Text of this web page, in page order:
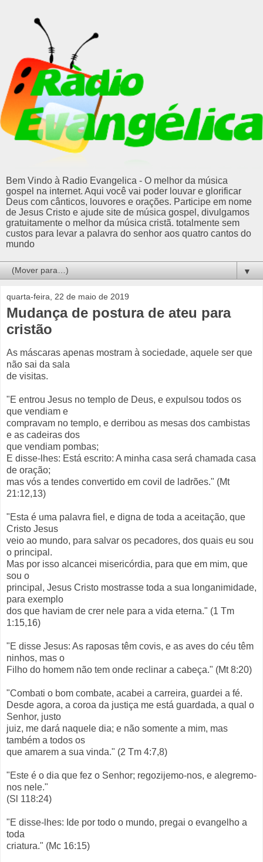
Bem Vindo à Radio Evangelica - O melhor da música
gospel na internet. Aqui você vai poder louvar e glorificar
Deus com cânticos, louvores e orações. Participe em nome
de Jesus Cristo e ajude site de música gospel, divulgamos
gratuitamente o melhor da música cristã. totalmente sem
custos para levar a palavra do senhor aos quatro cantos do
mundo
▼
quarta-feira, 22 de maio de 2019
Mudança de postura de ateu para
cristão
As máscaras apenas mostram à sociedade, aquele ser que
não sai da sala
de visitas.
"E entrou Jesus no templo de Deus, e expulsou todos os
que vendiam e
compravam no templo, e derribou as mesas dos cambistas
e as cadeiras dos
que vendiam pombas;
E disse-lhes: Está escrito: A minha casa será chamada casa
de oração;
mas vós a tendes convertido em covil de ladrões." (Mt
21:12,13)
"Esta é uma palavra fiel, e digna de toda a aceitação, que
Cristo Jesus
veio ao mundo, para salvar os pecadores, dos quais eu sou
o principal.
Mas por isso alcancei misericórdia, para que em mim, que
sou o
principal, Jesus Cristo mostrasse toda a sua longanimidade,
para exemplo
dos que haviam de crer nele para a vida eterna." (1 Tm
1:15,16)
"E disse Jesus: As raposas têm covis, e as aves do céu têm
ninhos, mas o
Filho do homem não tem onde reclinar a cabeça." (Mt 8:20)
"Combati o bom combate, acabei a carreira, guardei a fé.
Desde agora, a coroa da justiça me está guardada, a qual o
Senhor, justo
juiz, me dará naquele dia; e não somente a mim, mas
também a todos os
que amarem a sua vinda." (2 Tm 4:7,8)
"Este é o dia que fez o Senhor; regozijemo-nos, e alegremo-
nos nele."
(Sl 118:24)
"E disse-lhes: Ide por todo o mundo, pregai o evangelho a
toda
criatura." (Mc 16:15)